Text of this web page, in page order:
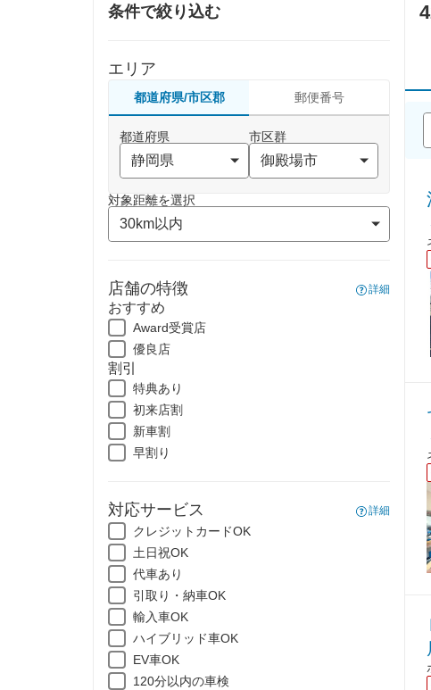
条件で絞り込む
エリア
都道府県/市区郡 郵便番号
都道府県 市区群
対象距離を選択
店舗の特徴 詳細
おすすめ
Award受賞店
優良店
割引
特典あり
初来店割
新車割
早割り
対応サービス 詳細
クレジットカードOK
土日祝OK
代車あり
引取り・納車OK
輸入車OK
ハイブリッド車OK
EV車OK
120分以内の車検